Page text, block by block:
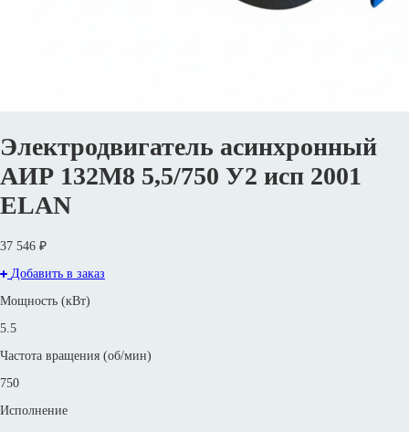
Электродвигатель асинхронный
АИР 132М8 5,5/750 У2 исп 2001
ELAN
37 546 ₽
Добавить в заказ
Мощность (кВт)
5.5
Частота вращения (об/мин)
750
Исполнение